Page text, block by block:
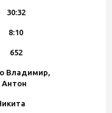
30:32
8:10
652
Владимир,
Антон